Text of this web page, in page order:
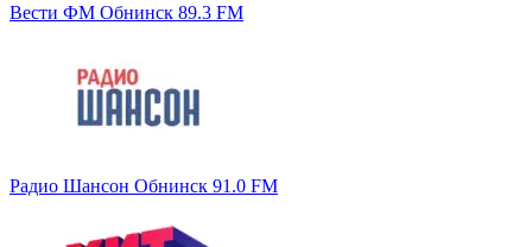
Вести ФМ Обнинск 89.3 FM
Радио Шансон Обнинск 91.0 FM